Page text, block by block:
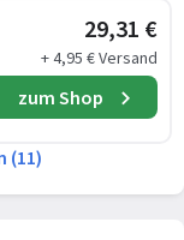
29,31 €
+ 4,95 € Versand
zum Shop
(11)